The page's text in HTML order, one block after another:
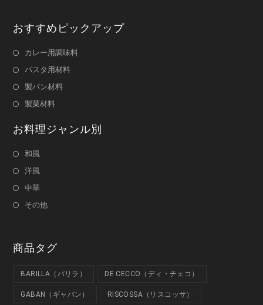
おすすめピックアップ
カレー用調味料
パスタ用材料
製パン材料
製菓材料
お料理ジャンル別
和風
洋風
中華
その他
商品タグ
BARILLA（バリラ） DE CECCO（ディ・チェコ）
GABAN（ギャバン） RISCOSSA（リスコッサ）